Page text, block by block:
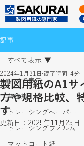
記事
すべて表示
普通紙
トレーシングペーパー
トレーシングフィルム
マットコート紙
すべて表示
製図用紙のA1サ
方や規格比較、
す
2024年1月31日 読了時間: 4分
更新日： 2025年11月25日